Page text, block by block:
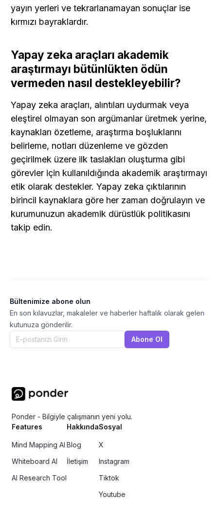
yayın yerleri ve tekrarlanamayan sonuçlar ise
kırmızı bayraklardır.
Yapay zeka araçları akademik
araştırmayı bütünlükten ödün
vermeden nasıl destekleyebilir?
Yapay zeka araçları, alıntıları uydurmak veya
eleştirel olmayan son argümanlar üretmek yerine,
kaynakları özetleme, araştırma boşluklarını
belirleme, notları düzenleme ve gözden
geçirilmek üzere ilk taslakları oluşturma gibi
görevler için kullanıldığında akademik araştırmayı
etik olarak destekler. Yapay zeka çıktılarının
birincil kaynaklara göre her zaman doğrulayın ve
kurumunuzun akademik dürüstlük politikasını
takip edin.
Bültenimize abone olun
En son kılavuzlar, makaleler ve haberler haftalık olarak gelen
kutunuza gönderilir.
Abone Ol
Ponder - Bilgiyle çalışmanın yeni yolu.
Features
Mind Mapping AI
Whiteboard AI
AI Research Tool
Hakkında
Blog
İletişim
Sosyal
X
Instagram
Tiktok
Youtube